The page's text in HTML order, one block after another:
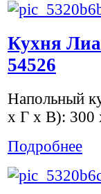
Кухня
54526
Напольный
х Г х В): 300
Подробнее